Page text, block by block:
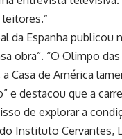
da Espanha
obra”. “O Olimpo
a Casa de América
e destacou que a
de explorar a
Instituto Cervantes,